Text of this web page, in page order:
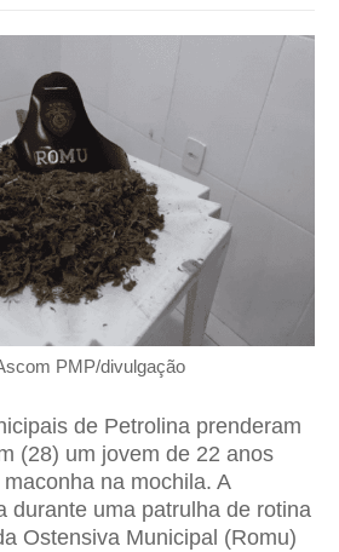
PMP/divulgação
de Petrolina prenderam
(28) um jovem de 22 anos
na mochila. A
durante uma patrulha de rotina
Ostensiva Municipal (Romu)